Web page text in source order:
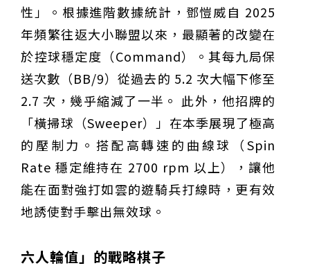
性」。根據進階數據統計，鄧愷威自 2025
年頻繁往返大小聯盟以來，最顯著的改變在
於控球穩定度（Command）。其每九局保
送次數（BB/9）從過去的 5.2 次大幅下修至
2.7 次，幾乎縮減了一半。 此外，他招牌的
「橫掃球（Sweeper）」在本季展現了極高
的壓制力。搭配高轉速的曲線球（Spin
Rate 穩定維持在 2700 rpm 以上），讓他
能在面對強打如雲的遊騎兵打線時，更有效
地誘使對手擊出無效球。
六人輪值」的戰略棋子